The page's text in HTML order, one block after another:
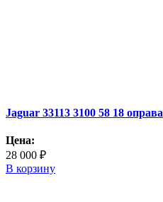
Jaguar 33113 3100 58 18 оправа
Цена:
28 000 ₽
В корзину